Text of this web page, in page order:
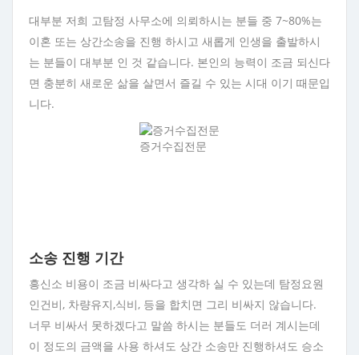
대부분 저희 고탐정 사무소에 의뢰하시는 분들 중 7~80%는
이혼 또는 상간소송을 진행 하시고 새롭게 인생을 출발하시
는 분들이 대부분 인 것 같습니다. 본인의 능력이 조금 되신다
면 충분히 새로운 삶을 살면서 즐길 수 있는 시대 이기 때문입
니다.
증거수집전문
소송 진행 기간
흥신소 비용이 조금 비싸다고 생각하 실 수 있는데 탐정요원
인건비, 차량유지,식비, 등을 합치면 그리 비싸지 않습니다.
너무 비싸서 못하겠다고 말씀 하시는 분들도 더러 계시는데
이 정도의 금액을 사용 하셔도 상간 소송만 진행하셔도 승소